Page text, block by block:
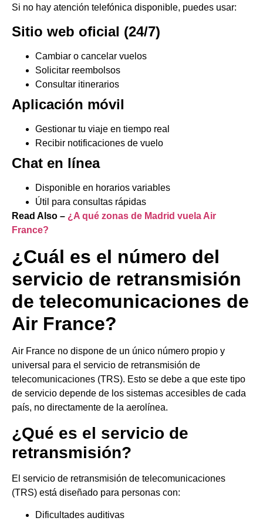
Si no hay atención telefónica disponible, puedes usar:
Sitio web oficial (24/7)
Cambiar o cancelar vuelos
Solicitar reembolsos
Consultar itinerarios
Aplicación móvil
Gestionar tu viaje en tiempo real
Recibir notificaciones de vuelo
Chat en línea
Disponible en horarios variables
Útil para consultas rápidas
Read Also – ¿A qué zonas de Madrid vuela Air
France?
¿Cuál es el número del
servicio de retransmisión
de telecomunicaciones de
Air France?
Air France no dispone de un único número propio y
universal para el servicio de retransmisión de
telecomunicaciones (TRS). Esto se debe a que este tipo
de servicio depende de los sistemas accesibles de cada
país, no directamente de la aerolínea.
¿Qué es el servicio de
retransmisión?
El servicio de retransmisión de telecomunicaciones
(TRS) está diseñado para personas con:
Dificultades auditivas